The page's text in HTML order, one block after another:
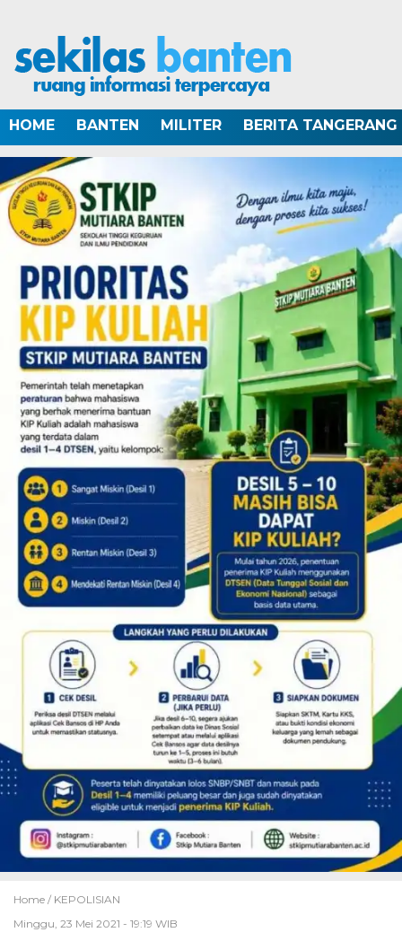
HOME BANTEN MILITER BERITA TANGERANG
Home / KEPOLISIAN
Minggu, 23 Mei 2021 - 19:19 WIB